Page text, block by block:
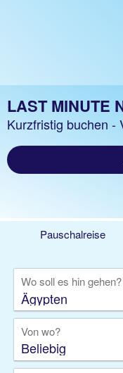
LAST MINUTE
Kurzfristig buchen -
Pauschalreise
Rundreise
Gruppenreise
Wo soll es hin gehen?
Von wo?
Beliebig